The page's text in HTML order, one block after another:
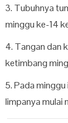
3. Tubuhnya
minggu ke-14
4. Tangan dan
ketimbang
5. Pada
limpanya mulai